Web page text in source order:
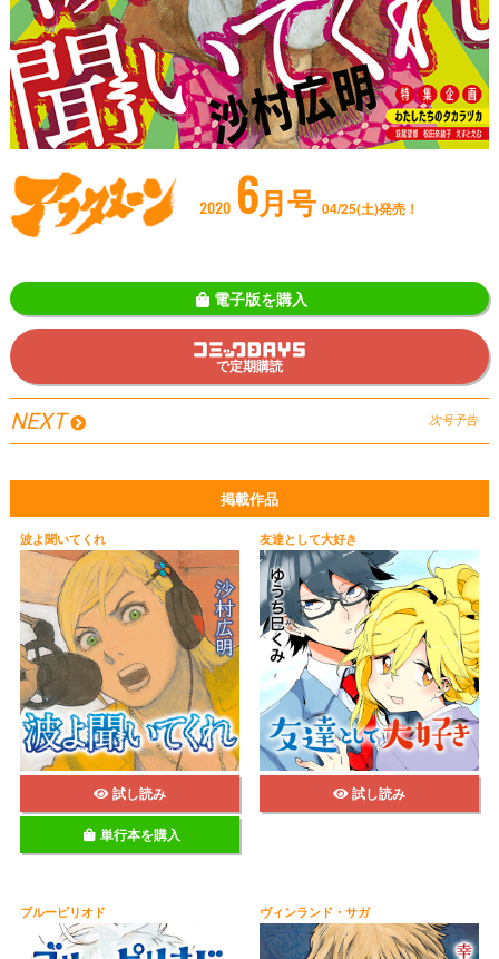
2020 6月号 04/25(土)発売！
電子版を購入
で定期購読
NEXT 次号予告
掲載作品
波よ聞いてくれ
試し読み
単行本を購入
友達として大好き
試し読み
ブルーピリオド ヴィンランド・サガ